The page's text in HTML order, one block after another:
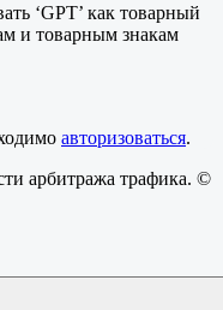
‘GPT’ как товарный
и товарным знакам
авторизоваться.
арбитража трафика. ©